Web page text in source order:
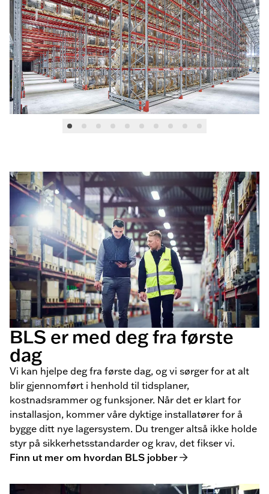
BLS er med deg fra første
dag
Vi kan hjelpe deg fra første dag, og vi sørger for at alt
blir gjennomført i henhold til tidsplaner,
kostnadsrammer og funksjoner. Når det er klart for
installasjon, kommer våre dyktige installatører for å
bygge ditt nye lagersystem. Du trenger altså ikke holde
styr på sikkerhetsstandarder og krav, det fikser vi.
Finn ut mer om hvordan BLS jobber